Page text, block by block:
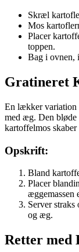
Skræl
Mos
Placer
toppen.
Bag i ovnen,
Gratineret
En lækker variation
med æg. Den bløde
kartoffelmos
Opskrift:
Bland
Placer
æggemassen
Server
og æg.
Retter med